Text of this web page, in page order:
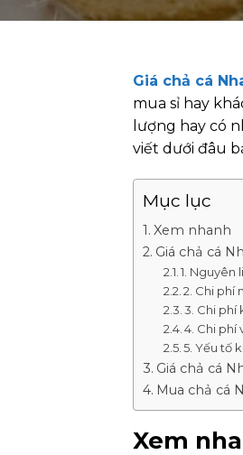
Giá chả cá
mua sỉ hay
lượng hay có
viết dưới đâu
Mục lục
Xem nhanh
Giá chả cá
1. Nguyên
2. Chi phí
3. Chi phí
4. Chi phí
5. Yếu tố
Giá chả cá
Mua chả cá
Xem